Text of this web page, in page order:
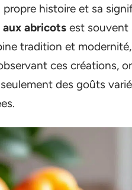
propre histoire et sa
abricots est souvent
tradition et
ces créations,
des goûts